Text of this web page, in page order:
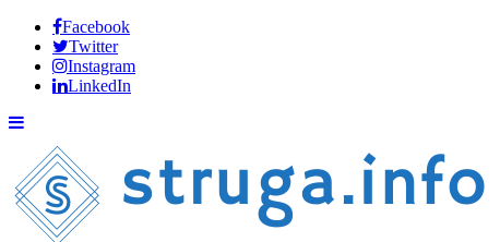
Facebook
Twitter
Instagram
LinkedIn